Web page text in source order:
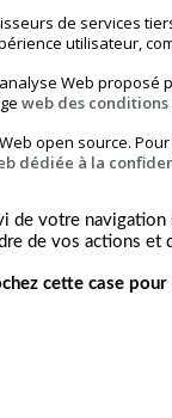
de services
utilisateur,
Web
web des
open source.
dédiée à la